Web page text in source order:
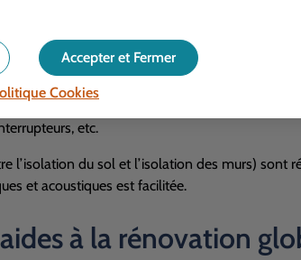
car la « phase chantier » est d’un seul
cohérence architecturale et technique qui se
etc.
l’isolation du sol et l’isolation des murs) sont
et acoustiques est facilitée.
à la rénovation
Accepter et Fermer
Cookies